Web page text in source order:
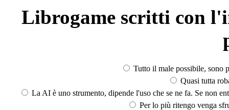
Librogame scritti con
Tutto il male possibile, sono
Quasi tutta
La AI è uno strumento, dipende l'uso che se ne fa. Se non
Per lo più ritengo venga